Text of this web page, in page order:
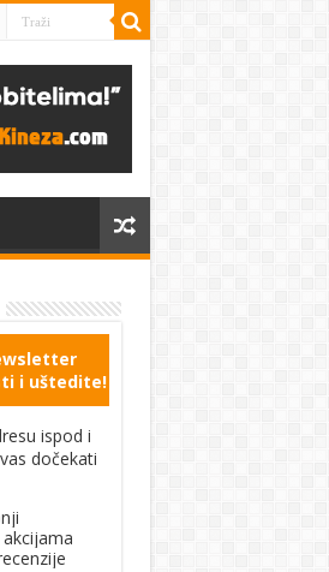
i uštedite!
ispod i
dočekati